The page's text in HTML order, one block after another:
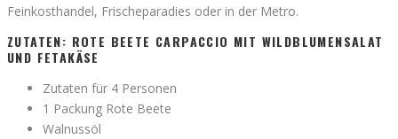
Feinkosthandel, Frischeparadies oder in der Metro.
ZUTATEN: ROTE BEETE CARPACCIO MIT WILDBLUMENSALAT
UND FETAKÄSE
Zutaten für 4 Personen
1 Packung Rote Beete
Walnussöl